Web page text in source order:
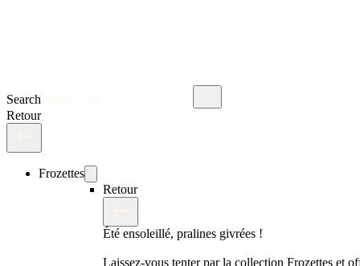
Search
Retour
Frozettes
Retour
Été ensoleillé, pralines givrées !
Laissez-vous tenter par la collection Frozettes et